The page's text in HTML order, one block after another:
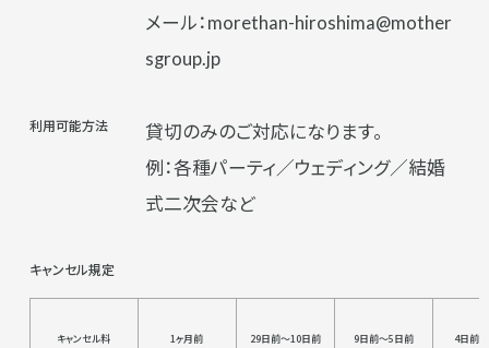
メール：morethan-hiroshima@mother
sgroup.jp
利用可能方法
貸切のみのご対応になります。
例：各種パーティ／ウェディング／結婚
式二次会など
キャンセル規定
キャンセル料 1ヶ月前 29日前～10日前 9日前～5日前 4日前